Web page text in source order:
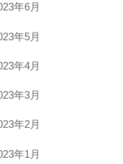
年6月
年5月
年4月
年3月
年2月
年1月